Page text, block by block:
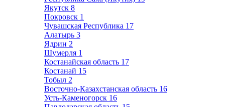
Якутск 8
Покровск 1
Чувашская Республика 17
Алатырь 3
Ядрин 2
Шумерля 1
Костанайская область 17
Костанай 15
Тобыл 2
Восточно-Казахстанская область 16
Усть-Каменогорск 16